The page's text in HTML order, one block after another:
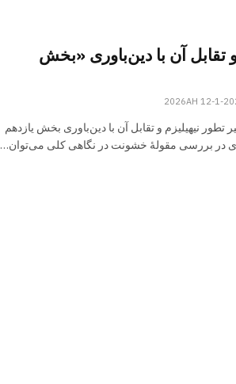
تقابل آن با دین‌باوری «بخش
نیهیلیزم و تقابل آن با دین‌باوری بخش یازدهم
در بررسی مقولۀ خشونت در نگاهی کلی می‌توان…